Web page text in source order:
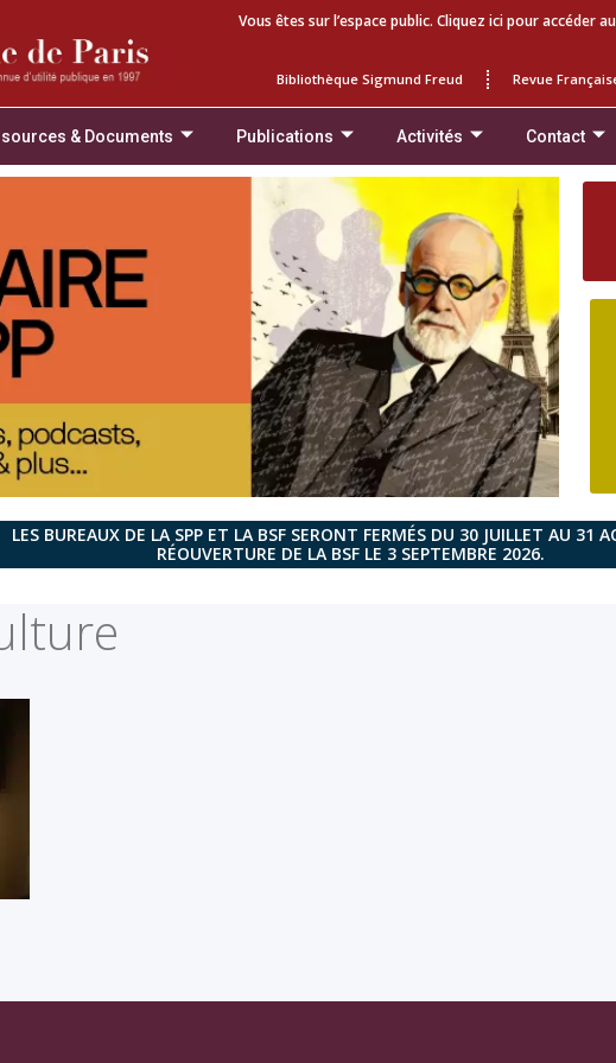
Vous êtes sur l’espace public. Cliquez ici pour accéder
Bibliothèque Sigmund Freud Revue
& Documents Publications Activités Contact
LES BUREAUX DE LA SPP ET LA BSF SERONT FERMÉS DU 30 JUILLET AU 31
RÉOUVERTURE DE LA BSF LE 3 SEPTEMBRE 2026.